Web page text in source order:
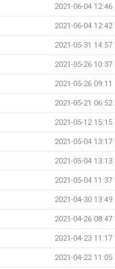
2021-06-04 12:46
2021-06-04 12:42
2021-05-31 14:57
2021-05-26 10:37
2021-05-26 09:11
2021-05-21 06:52
2021-05-12 15:15
2021-05-04 13:17
2021-05-04 13:13
2021-05-04 11:37
2021-04-30 13:49
2021-04-26 08:47
2021-04-23 11:17
2021-04-22 11:05